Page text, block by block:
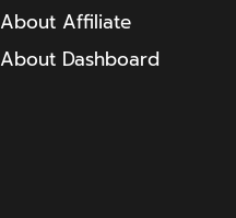
About Affiliate
About Dashboard